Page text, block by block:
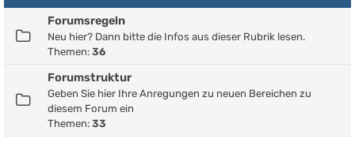
Forumsregeln
Neu hier? Dann bitte die Infos aus dieser Rubrik lesen.
Themen: 36
Forumstruktur
Geben Sie hier Ihre Anregungen zu neuen Bereichen zu
diesem Forum ein
Themen: 33